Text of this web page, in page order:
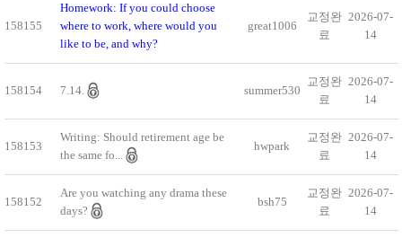
158155
Homework: If you could choose
where to work, where would you
like to be, and why?
great1006
교정완
료
2026-07-
14
158154 7.14. summer530
교정완
료
2026-07-
14
158153
Writing: Should retirement age be
the same fo...
hwpark
교정완
료
2026-07-
14
158152
Are you watching any drama these
days?
bsh75
교정완
료
2026-07-
14